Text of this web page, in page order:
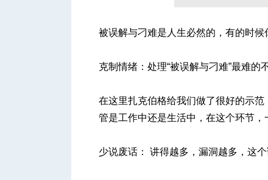
被误解与刁难是人生必然的，有的时候
克制情绪：处理“被误解与刁难”最难的
在这里扎克伯格给我们做了很好的示范
管是工作中还是生活中，在这个环节，
少说废话： 讲得越多，漏洞越多，这